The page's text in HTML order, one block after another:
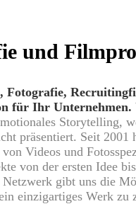
und
Fotografie,
für Ihr Unternehmen.
Storytelling,
präsentiert. Seit 2001
Videos und
von der ersten Idee
Netzwerk gibt uns die
einzigartiges Werk zu